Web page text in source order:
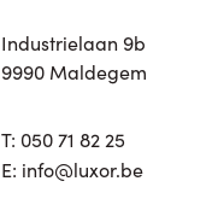
Industrielaan 9b
9990 Maldegem
T: 050 71 82 25
E: info@luxor.be